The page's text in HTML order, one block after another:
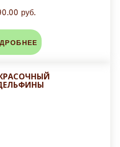
руб.
КРАСОЧНЫЙ